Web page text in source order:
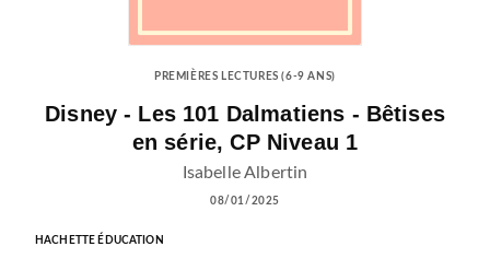
PREMIÈRES LECTURES (6-9 ANS)
Disney - Les 101 Dalmatiens - Bêtises
en série, CP Niveau 1
Isabelle Albertin
08/01/2025
HACHETTE ÉDUCATION